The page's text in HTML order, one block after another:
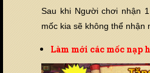
Sau khi Người chơi nhận
mốc kia sẽ không thể nhận
Làm mới các mốc nạp